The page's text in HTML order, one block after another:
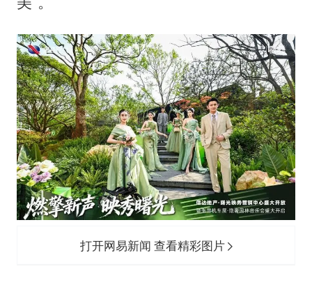
打开网易新闻 查看精彩图片